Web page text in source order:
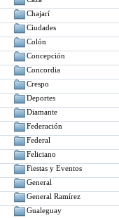
Chajarí
Ciudades
Colón
Concepción
Concordia
Crespo
Deportes
Diamante
Federación
Federal
Feliciano
Fiestas y Eventos
General
General Ramírez
Gualeguay